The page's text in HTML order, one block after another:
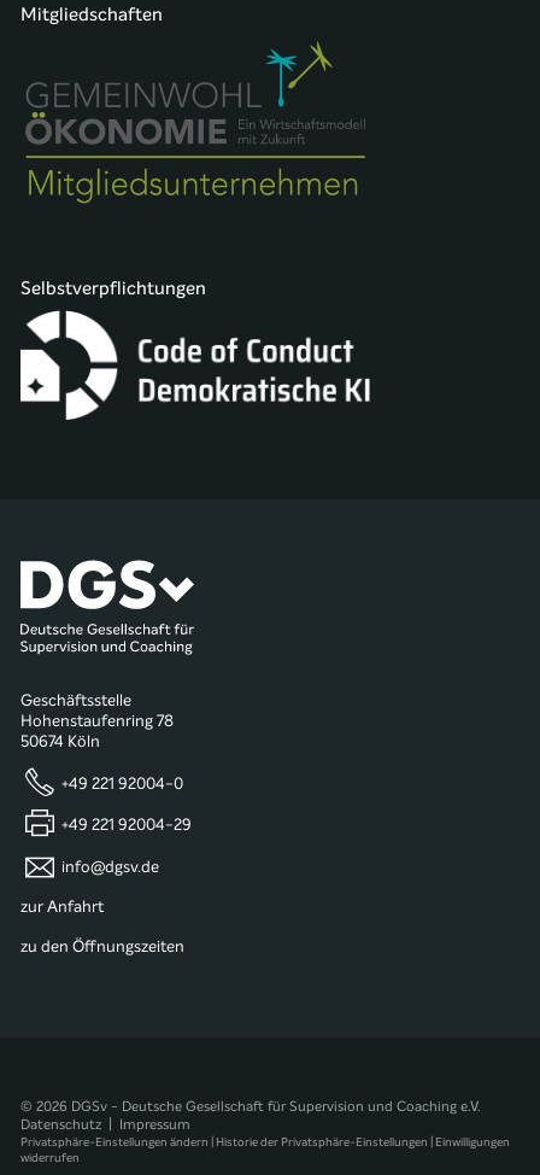
Mitgliedschaften
Selbstverpflichtungen
Geschäftsstelle
Hohenstaufenring 78
50674 Köln
+49 221 92004-0
+49 221 92004-29
info@dgsv.de
zur Anfahrt
zu den Öffnungszeiten
© 2026 DGSv - Deutsche Gesellschaft für Supervision und Coaching e.V.
Datenschutz
Impressum
Privatsphäre-Einstellungen ändern | Historie der Privatsphäre-Einstellungen | Einwilligungen
widerrufen